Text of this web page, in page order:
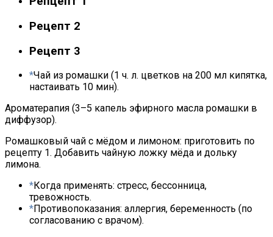
Рецепт 2
Рецепт 3
Чай из ромашки (1 ч. л. цветков на 200 мл кипятка,
настаивать 10 мин).
Ароматерапия (3–5 капель эфирного масла ромашки в
диффузор).
Ромашковый чай с мёдом и лимоном: приготовить по
рецепту 1. Добавить чайную ложку мёда и дольку
лимона.
Когда применять: стресс, бессонница,
тревожность.
Противопоказания: аллергия, беременность (по
согласованию с врачом).